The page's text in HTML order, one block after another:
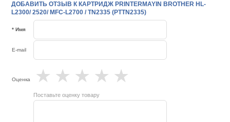
ДОБАВИТЬ ОТЗЫВ К КАРТРИДЖ PRINTERMAYIN BROTHER HL-
L2300/ 2520/ MFC-L2700 / TN2335 (PTTN2335)
* Имя
E-mail
Оценка ★
★
★
★
★
Поставьте оценку товару